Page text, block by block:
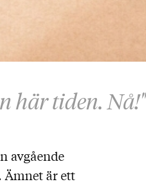
här tiden. Nå!"
avgående
Ämnet är ett